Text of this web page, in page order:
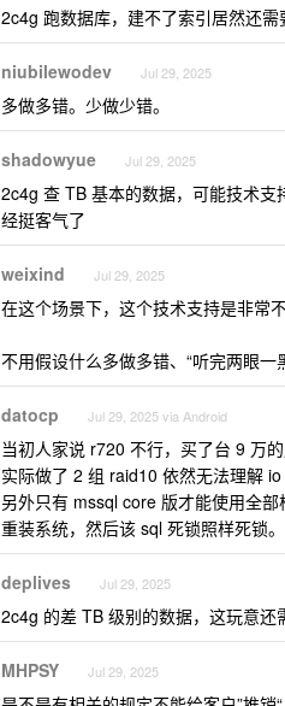
2c4g 跑数据库，建不了索引居然还
niubilewodev Jul 29, 2025
多做多错。少做少错。
shadowyue Jul 29, 2025
2c4g 查 TB 基本的数据，可能技术
经挺客气了
weixind Jul 29, 2025
在这个场景下，这个技术支持是非常不
不用假设什么多做多错、“听完两眼一黑
datocp Jul 29, 2025 via Android
当初人家说 r720 不行，买了台 9 万的
实际做了 2 组 raid10 依然无法理解
另外只有 mssql core 版才能使用全
重装系统，然后该 sql 死锁照样死锁。
deplives Jul 29, 2025
2c4g 的差 TB 级别的数据，这玩意还
MHPSY Jul 29, 2025